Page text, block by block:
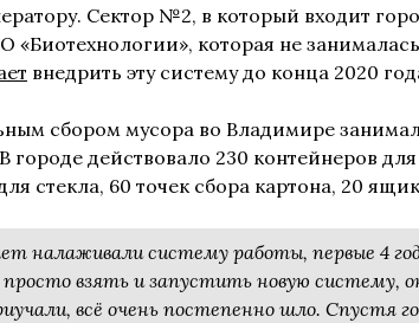
Сектор №2, в который входит
которая не
внедрить эту систему до конца 2020
сбором мусора во Владимире
городе действовало 230 контейнеров
стекла, 60 точек сбора картона, 20
налаживали систему работы, первые 4
взять и запустить новую систему,
всё очень постепенно шло. Спустя